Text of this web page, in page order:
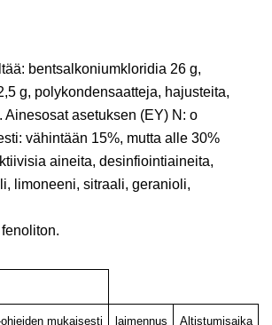
bentsalkoniumkloridia 26 g,
g, polykondensaatteja, hajusteita,
Ainesosat asetuksen (EY) N: o
vähintään 15%, mutta alle 30%
aineita, desinfiointiaineita,
limoneeni, sitraali, geranioli,
mukaisesti laimennus Altistumisaika